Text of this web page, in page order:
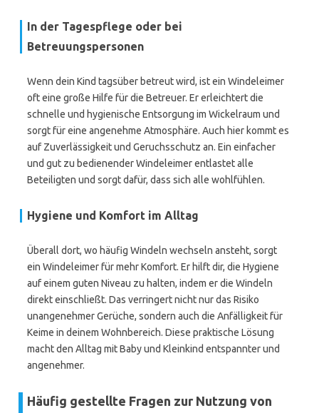
In der Tagespflege oder bei
Betreuungspersonen
Wenn dein Kind tagsüber betreut wird, ist ein Windeleimer
oft eine große Hilfe für die Betreuer. Er erleichtert die
schnelle und hygienische Entsorgung im Wickelraum und
sorgt für eine angenehme Atmosphäre. Auch hier kommt es
auf Zuverlässigkeit und Geruchsschutz an. Ein einfacher
und gut zu bedienender Windeleimer entlastet alle
Beteiligten und sorgt dafür, dass sich alle wohlfühlen.
Hygiene und Komfort im Alltag
Überall dort, wo häufig Windeln wechseln ansteht, sorgt
ein Windeleimer für mehr Komfort. Er hilft dir, die Hygiene
auf einem guten Niveau zu halten, indem er die Windeln
direkt einschließt. Das verringert nicht nur das Risiko
unangenehmer Gerüche, sondern auch die Anfälligkeit für
Keime in deinem Wohnbereich. Diese praktische Lösung
macht den Alltag mit Baby und Kleinkind entspannter und
angenehmer.
Häufig gestellte Fragen zur Nutzung von